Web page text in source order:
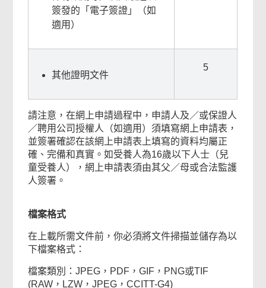
簽發的「電子簽證」（如
適用）
其他證明文件
5
請注意，在網上申請過程中，申請人及／或保證人
／聘用公司授權人（如適用）須填寫網上申請表，
並簽署確認在該網上申請表上填寫的資料均屬正
確、完備和真實。如受養人為16歲以下人士（兒
童受養人），網上申請表須由其父／母或合法監護
人簽署。
檔案格式
在上載所需文件前，你必須將文件掃描並儲存為以
下檔案格式：
檔案類別：JPEG，PDF，GIF，PNG或TIF
(RAW，LZW，JPEG，CCITT-G4)